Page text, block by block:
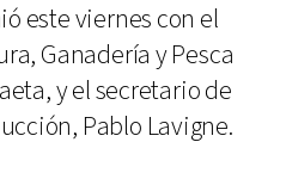
este viernes con el
Ganadería y Pesca
y el secretario de
Pablo Lavigne.